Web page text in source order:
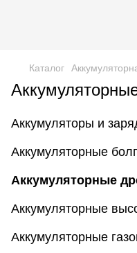
Каталог
Аккумуляторы и
Аккумуляторные
Аккумуляторные
Аккумуляторные
Аккумуляторные